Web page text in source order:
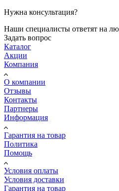
Нужна консультация?
Наши специалисты ответят на
Задать вопрос
Каталог
Акции
Компания
О компании
Отзывы
Контакты
Партнеры
Информация
Гарантия на товар
Политика
Помощь
Условия оплаты
Условия доставки
Гарантия на товар